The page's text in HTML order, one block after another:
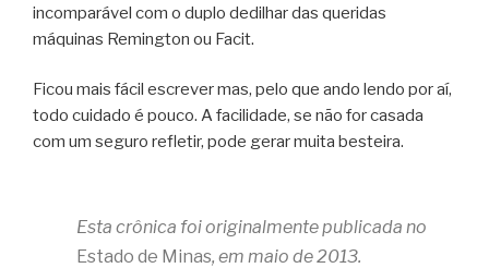
incomparável com o duplo dedilhar das queridas
máquinas Remington ou Facit.
Ficou mais fácil escrever mas, pelo que ando lendo por aí,
todo cuidado é pouco. A facilidade, se não for casada
com um seguro refletir, pode gerar muita besteira.
Esta crônica foi originalmente publicada no
Estado de Minas, em maio de 2013.